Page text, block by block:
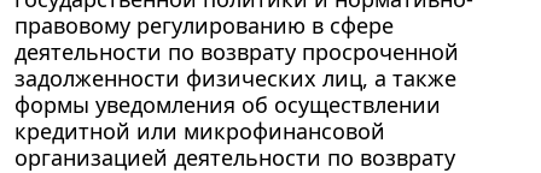
правовому регулированию в сфере
деятельности по возврату просроченной
задолженности физических лиц, а также
формы уведомления об осуществлении
кредитной или микрофинансовой
организацией деятельности по возврату